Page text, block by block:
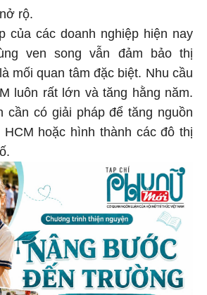
rộ.
của các doanh nghiệp hiện nay
ven song vẫn đảm bảo thị
mối quan tâm đặc biệt. Nhu cầu
luôn rất lớn và tăng hằng năm.
cần có giải pháp để tăng nguồn
HCM hoặc hình thành các đô thị